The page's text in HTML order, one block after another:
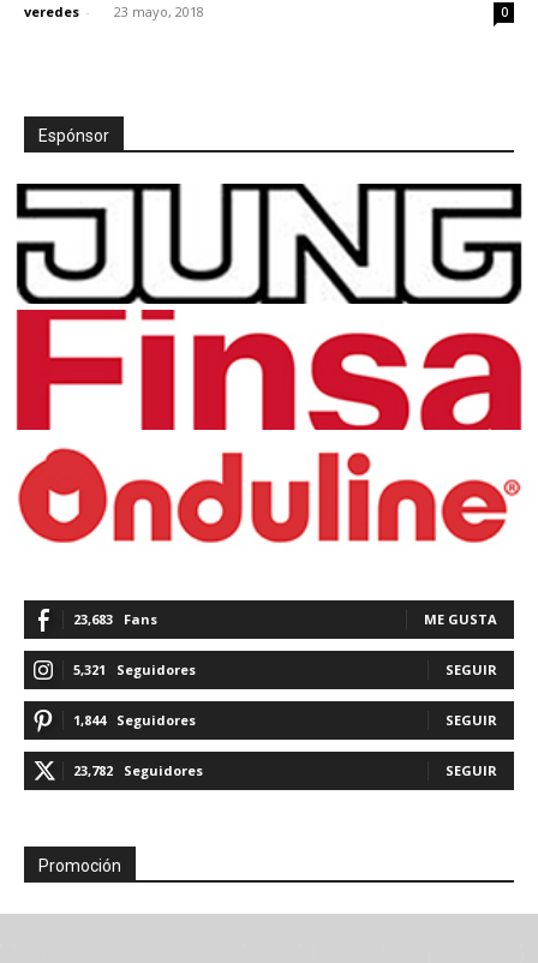
veredes - 23 mayo, 2018 0
Espónsor
23,683 Fans ME GUSTA
5,321 Seguidores SEGUIR
1,844 Seguidores SEGUIR
23,782 Seguidores SEGUIR
Promoción